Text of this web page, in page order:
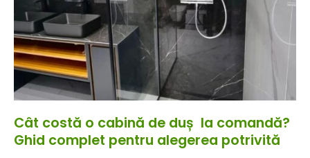
Cât costă o cabină de duș la comandă?
Ghid complet pentru alegerea potrivită